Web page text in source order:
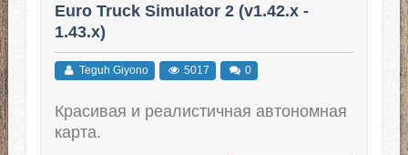
Euro Truck Simulator 2 (v1.42.x -
1.43.x)
Teguh Giyono 5017 0
Красивая и реалистичная автономная
карта.